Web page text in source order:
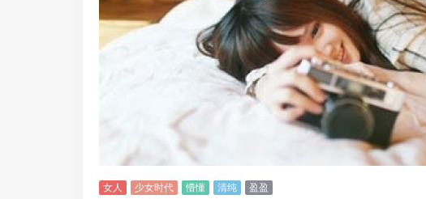
女人 少女时代 懵懂 清纯 盈盈
•